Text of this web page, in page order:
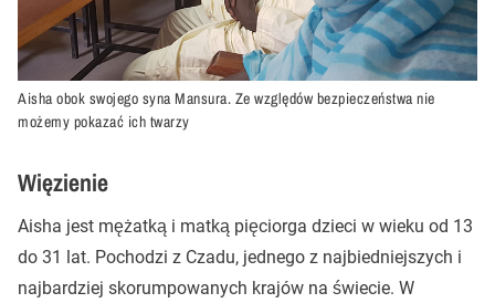
Aisha obok swojego syna Mansura. Ze względów bezpieczeństwa nie
możemy pokazać ich twarzy
Więzienie
Aisha jest mężatką i matką pięciorga dzieci w wieku od 13
do 31 lat. Pochodzi z Czadu, jednego z najbiedniejszych i
najbardziej skorumpowanych krajów na świecie. W